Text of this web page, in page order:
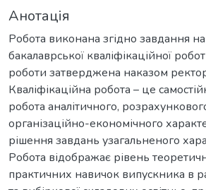
Анотація
Робота виконана згідно завдання
бакалаврської кваліфікаційної
роботи затверджена наказом
Кваліфікаційна робота – це
робота аналітичного,
організаційно-економічного
рішення завдань узагальненого
Робота відображає рівень
практичних навичок випускника в